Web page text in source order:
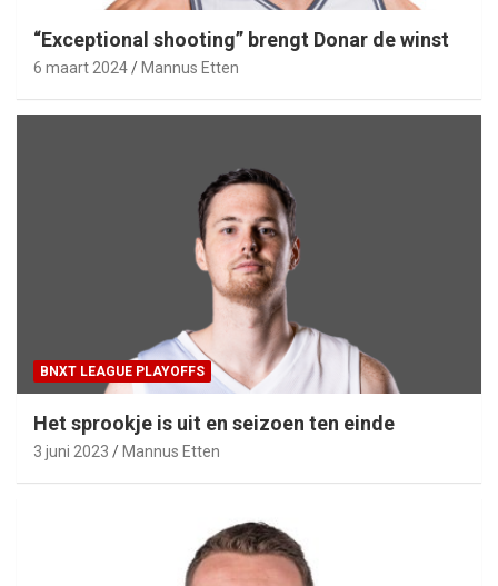
“Exceptional shooting” brengt Donar de winst
6 maart 2024 Mannus Etten
BNXT LEAGUE PLAYOFFS
Het sprookje is uit en seizoen ten einde
3 juni 2023 Mannus Etten